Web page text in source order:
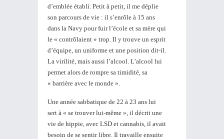
d’emblée établi. Petit à petit, il me déplie
son parcours de vie : il s’enrôle à 15 ans
dans la Navy pour fuir l’école et sa mère qui
le « contrôlaient » trop. Il y trouve un esprit
d’équipe, un uniforme et une position dit-il.
La virilité, mais aussi l’alcool. L’alcool lui
permet alors de rompre sa timidité, sa
« barrière avec le monde ».
Une année sabbatique de 22 à 23 ans lui
sert à « se trouver lui-même », il décrit une
vie de hippie, avec LSD et cannabis, il avait
besoin de se sentir libre. Il travaille ensuite